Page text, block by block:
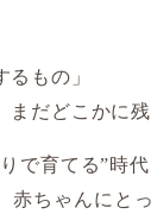
るもの」
まだどこかに
で育てる”時代
赤ちゃんにと